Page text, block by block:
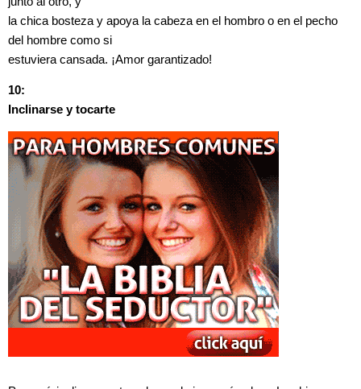
la chica bosteza y apoya la cabeza en el hombro o en el pecho
del hombre como si
estuviera cansada. ¡Amor garantizado!
10:
Inclinarse y tocarte